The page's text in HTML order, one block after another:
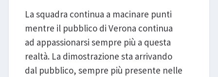
La squadra continua a macinare punti
mentre il pubblico di Verona continua
ad appassionarsi sempre più a questa
realtà. La dimostrazione sta arrivando
dal pubblico, sempre più presente nelle